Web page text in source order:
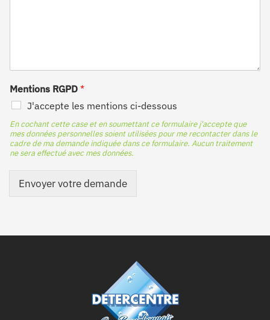
Mentions RGPD *
J'accepte les mentions ci-dessous
En cochant cette case et en soumettant ce formulaire j'accepte que
mes données personnelles soient utilisées pour me recontacter dans le
cadre de ma demande indiquée dans ce formulaire. Aucun traitement
ne sera effectué avec mes données.
Envoyer votre demande